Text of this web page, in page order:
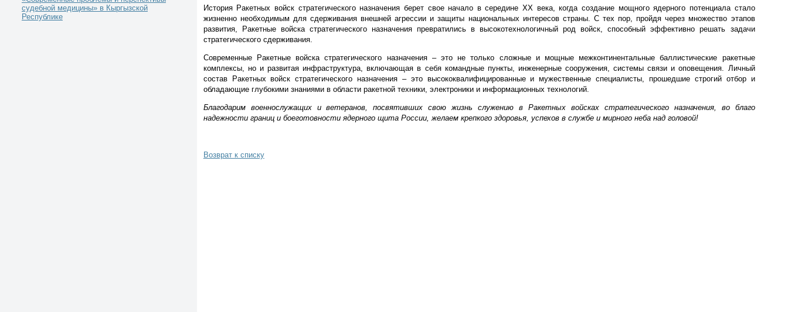
судебной медицины» в Кыргызской
Республике
История Ракетных войск стратегического назначения берет свое начало в середине XX века, когда создание мощного ядерного потенциала стало
жизненно необходимым для сдерживания внешней агрессии и защиты национальных интересов страны. С тех пор, пройдя через множество этапов
развития, Ракетные войска стратегического назначения превратились в высокотехнологичный род войск, способный эффективно решать задачи
стратегического сдерживания.
Современные Ракетные войска стратегического назначения – это не только сложные и мощные межконтинентальные баллистические ракетные
комплексы, но и развитая инфраструктура, включающая в себя командные пункты, инженерные сооружения, системы связи и оповещения. Личный
состав Ракетных войск стратегического назначения – это высококвалифицированные и мужественные специалисты, прошедшие строгий отбор и
обладающие глубокими знаниями в области ракетной техники, электроники и информационных технологий.
Благодарим военнослужащих и ветеранов, посвятивших свою жизнь служению в Ракетных войсках стратегического назначения, во благо
надежности границ и боеготовности ядерного щита России, желаем крепкого здоровья, успехов в службе и мирного неба над головой!
Возврат к списку